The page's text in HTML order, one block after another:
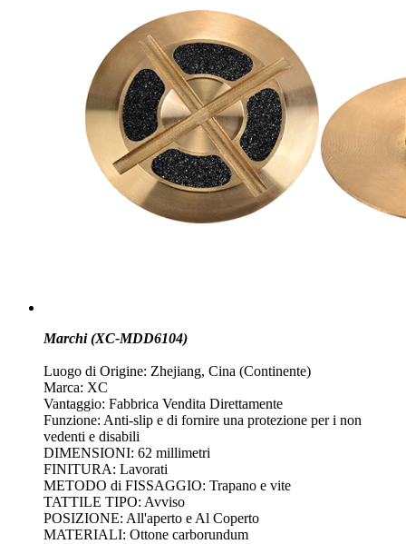
Marchi (XC-MDD6104)
Luogo di Origine: Zhejiang, Cina (Continente)
Marca: XC
Vantaggio: Fabbrica Vendita Direttamente
Funzione: Anti-slip e di fornire una protezione per i non
vedenti e disabili
DIMENSIONI: 62 millimetri
FINITURA: Lavorati
METODO di FISSAGGIO: Trapano e vite
TATTILE TIPO: Avviso
POSIZIONE: All'aperto e Al Coperto
MATERIALI: Ottone carborundum